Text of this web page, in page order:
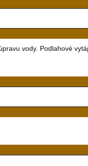
vody. Podlahové